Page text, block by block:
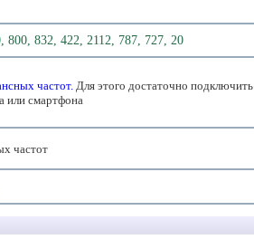
800, 832, 422, 2112, 787, 727, 20
частот.Для этого достаточно подключить
или смартфона
частот